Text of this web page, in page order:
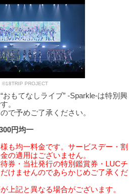
©18TRIP PROJECT
おもてなしライブ” -Sparkle-は特別興
。
で予めご了承ください。
円均一
も均一料金です。サービスデー・割
の適用はございません。
券・当社発行の特別鑑賞券・LUCチ
けませんのであらかじめご了承くだ
上記と異なる場合がございます。